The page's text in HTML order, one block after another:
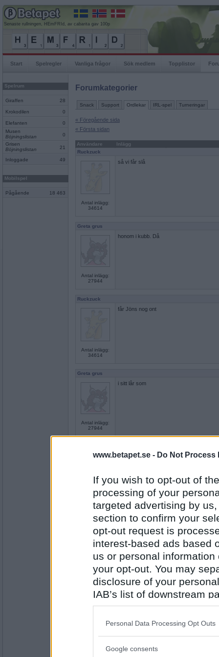
www.betapet.se - Do Not Process
If you wish to opt-out of
processing of your
targeted advertising by
section to confirm your
opt-out request is
interest-based ads based
us or personal
your opt-out. You may
disclosure of your
IAB’s list of downstream
also be disclosed by us
Downstream Participants
Please note that this
Personal Data Processing Opt Outs
Google consents
Senaste rullningen, HEmFRId, av cabarita gav 100p
Start Spelregler Vanliga frågor Sök medlem Topplistor
Spelrum
Giraffen 28
Krokodilen 0
Elefanten
0
Musen
Böjningslistan
0
Grisen
Böjningslistan
21
Inloggade 49
Mobilspel
Pågående 18 463
Forumkategorier
Snack Support Ordlekar IRL-spel Turneringar
« Föregående sida
« Första sidan
Användare
Inlägg
Ruckzuck
Antal inlägg:
34614
så vi får slå
Greta grus
Antal inlägg:
27944
honom i kubb. Då
Ruckzuck
Antal inlägg:
34614
får Jöns nog ont
Greta grus
Antal inlägg:
27944
i sitt lår som
Antal inlägg:
blivit något bränt i
Sotfinger
Antal inlägg:
22361
blivit något bränt i
Ruckzuck